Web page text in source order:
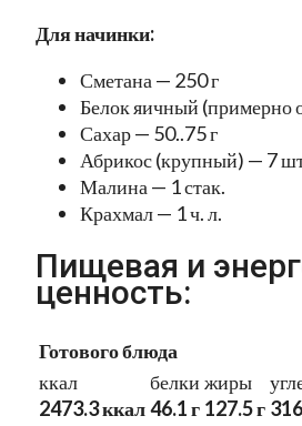
Для начинки:
Сметана — 250 г
Белок яичный (примерно
Сахар — 50..75 г
Абрикос (крупный) — 7
Малина — 1 стак.
Крахмал — 1 ч. л.
Пищевая и
ценность:
Готового блюда
ккал
2473.3 ккал
белки
46.1 г
жиры
127.5 г